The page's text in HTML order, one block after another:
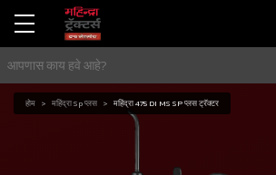
होम महिंद्रा Sp प्लस महिंद्रा 475 DI MS SP प्लस ट्रॅक्टर